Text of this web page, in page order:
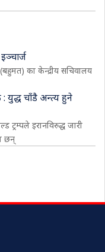
(बहुमत) का केन्द्रीय सचिवालय
युद्ध चाँडै अन्त्य हुने
ट्रम्पले इरानविरुद्ध जारी
छन्